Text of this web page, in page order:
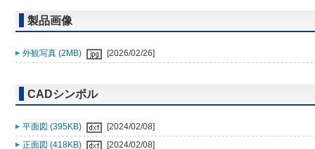
製品画像
外観写真 (2MB) [2026/02/26]
CADシンボル
平面図 (395KB)
[2024/02/08]
正面図 (418KB)
[2024/02/08]